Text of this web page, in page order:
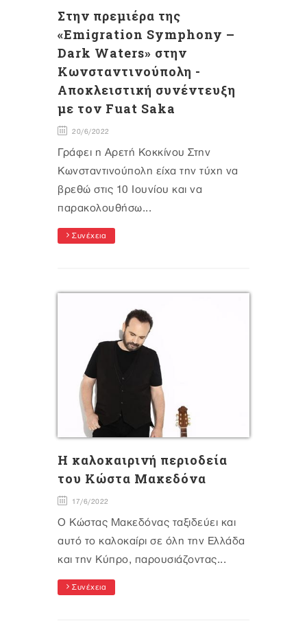
Στην πρεμιέρα της
«Emigration Symphony –
Dark Waters» στην
Κωνσταντινούπολη -
Αποκλειστική συνέντευξη
με τον Fuat Saka
20/6/2022
Γράφει η Αρετή Κοκκίνου Στην
Κωνσταντινούπολη είχα την τύχη να
βρεθώ στις 10 Ιουνίου και να
παρακολουθήσω...
Συνέχεια
H καλοκαιρινή περιοδεία
του Κώστα Μακεδόνα
17/6/2022
Ο Κώστας Μακεδόνας ταξιδεύει και
αυτό το καλοκαίρι σε όλη την Ελλάδα
και την Κύπρο, παρουσιάζοντας...
Συνέχεια